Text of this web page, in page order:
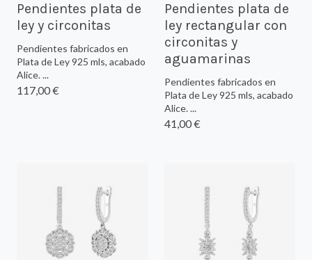
Pendientes plata de
ley y circonitas
Pendientes fabricados en
Plata de Ley 925 mls, acabado
Alice. ...
117,00 €
Pendientes plata de
ley rectangular con
circonitas y
aguamarinas
Pendientes fabricados en
Plata de Ley 925 mls, acabado
Alice. ...
41,00 €